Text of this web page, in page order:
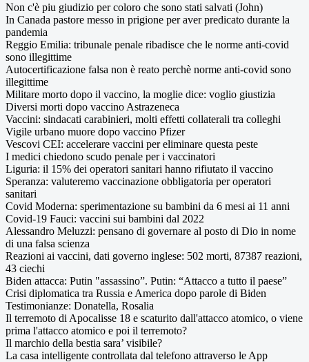
Non c'è piu giudizio per coloro che sono stati salvati (John)
In Canada pastore messo in prigione per aver predicato durante la
pandemia
Reggio Emilia: tribunale penale ribadisce che le norme anti-covid
sono illegittime
Autocertificazione falsa non è reato perchè norme anti-covid sono
illegittime
Militare morto dopo il vaccino, la moglie dice: voglio giustizia
Diversi morti dopo vaccino Astrazeneca
Vaccini: sindacati carabinieri, molti effetti collaterali tra colleghi
Vigile urbano muore dopo vaccino Pfizer
Vescovi CEI: accelerare vaccini per eliminare questa peste
I medici chiedono scudo penale per i vaccinatori
Liguria: il 15% dei operatori sanitari hanno rifiutato il vaccino
Speranza: valuteremo vaccinazione obbligatoria per operatori
sanitari
Covid Moderna: sperimentazione su bambini da 6 mesi ai 11 anni
Covid-19 Fauci: vaccini sui bambini dal 2022
Alessandro Meluzzi: pensano di governare al posto di Dio in nome
di una falsa scienza
Reazioni ai vaccini, dati governo inglese: 502 morti, 87387 reazioni,
43 ciechi
Biden attacca: Putin "assassino”. Putin: “Attacco a tutto il paese”
Crisi diplomatica tra Russia e America dopo parole di Biden
Testimonianze: Donatella, Rosalia
Il terremoto di Apocalisse 18 e scaturito dall'attacco atomico, o viene
prima l'attacco atomico e poi il terremoto?
Il marchio della bestia sara’ visibile?
La casa intelligente controllata dal telefono attraverso le App